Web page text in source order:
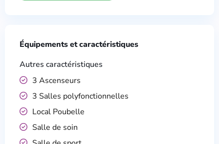
Équipements et caractéristiques
Autres caractéristiques
3 Ascenseurs
3 Salles polyfonctionnelles
Local Poubelle
Salle de soin